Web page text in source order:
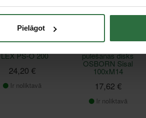
Pielāgot
PS-O 200
24,20 €
Ir noliktavā
pulēšanas disks
OSBORN Sisal
100xM14
17,62 €
Ir noliktavā